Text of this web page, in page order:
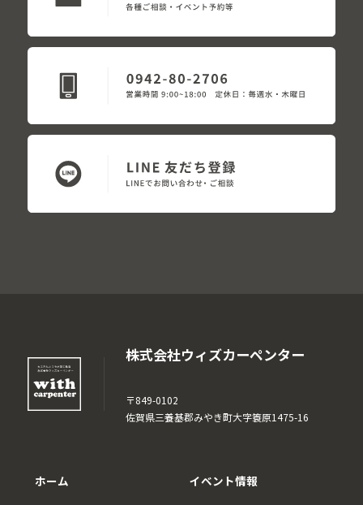
株式会社ウィズカーペンター
〒849-0102
佐賀県三養基郡みやき町大字簑原1475-16
ホーム イベント情報